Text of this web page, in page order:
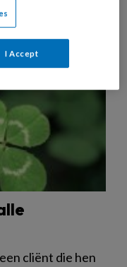
cliënt die hen
I Accept